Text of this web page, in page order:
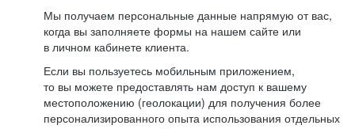
Мы получаем персональные данные напрямую от вас,
когда вы заполняете формы на нашем сайте или
в личном кабинете клиента.
Если вы пользуетесь мобильным приложением,
то вы можете предоставлять нам доступ к вашему
местоположению (геолокации) для получения более
персонализированного опыта использования отдельных